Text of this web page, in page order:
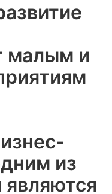
малым и
из